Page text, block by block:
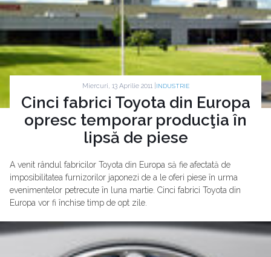
Miercuri, 13 Aprilie 2011 | INDUSTRIE
Cinci fabrici Toyota din Europa
opresc temporar producţia în
lipsă de piese
A venit rândul fabricilor Toyota din Europa să fie afectată de
imposibilitatea furnizorilor japonezi de a le oferi piese în urma
evenimentelor petrecute în luna martie. Cinci fabrici Toyota din
Europa vor fi închise timp de opt zile.